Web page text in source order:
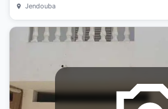
Jendouba